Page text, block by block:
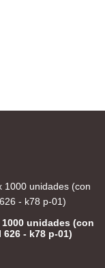
unidades (con
- k78 p-01)